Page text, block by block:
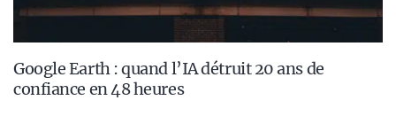
Google Earth : quand l’IA détruit 20 ans de
confiance en 48 heures